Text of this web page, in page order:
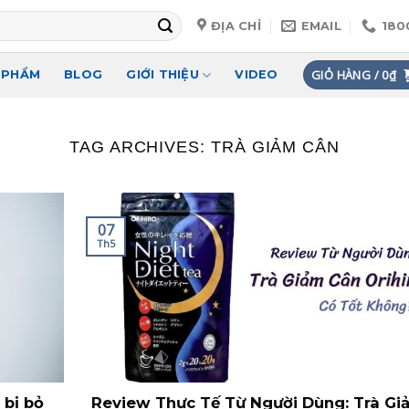
ĐỊA CHỈ EMAIL
BLOG GIỚI THIỆU VIDEO GIỎ HÀNG / 0₫
TAG ARCHIVES: TRÀ GIẢM CÂN
bị bỏ
Review Thực Tế Từ Người Dùng: Trà
07
Th5